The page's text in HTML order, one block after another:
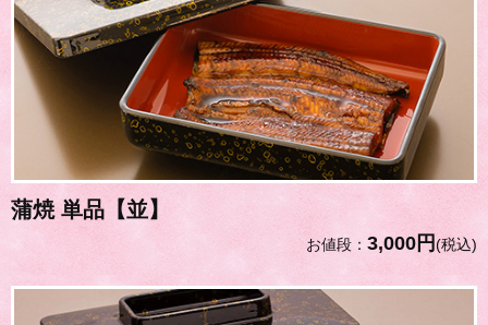
蒲焼 単品【並】
お値段： 3,000円(税込)